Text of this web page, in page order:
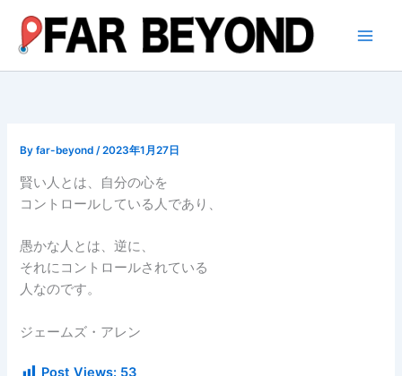
ス
Byfar-beyond/2023年1月27日
賢い人とは、自分の心を
コントロールしている人であり、
愚かな人とは、逆に、
それにコントロールされている
人なのです。
ジェームズ・アレン
Post Views: 53